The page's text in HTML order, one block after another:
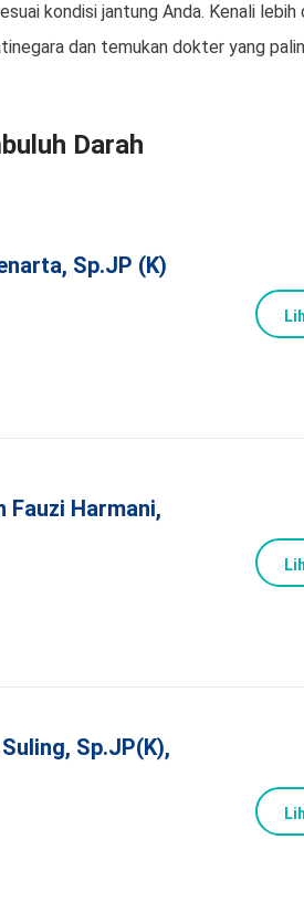
kondisi jantung Anda. Kenali
dan temukan dokter yang
Darah
Sp.JP (K)
Fauzi Harmani,
Sp.JP(K),